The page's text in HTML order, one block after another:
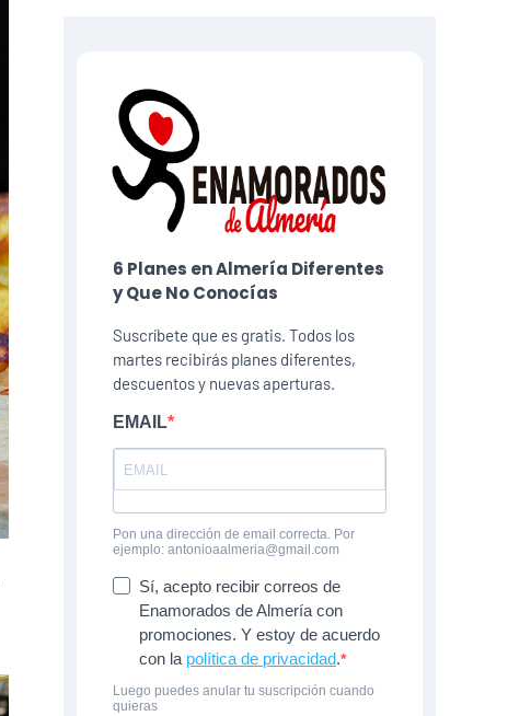
6 Planes​ en Almería Diferentes
y Que No Conocías
Suscríbete que es gratis. Todos los
martes recibirás planes diferentes,
descuentos y nuevas aperturas.
EMAIL
Pon una dirección de email correcta. Por
ejemplo: antonioaalmeria@gmail.com
Sí, acepto recibir correos de
Enamorados de Almería con
promociones. Y estoy de acuerdo
con la política de privacidad.
Luego puedes anular tu suscripción cuando
quieras